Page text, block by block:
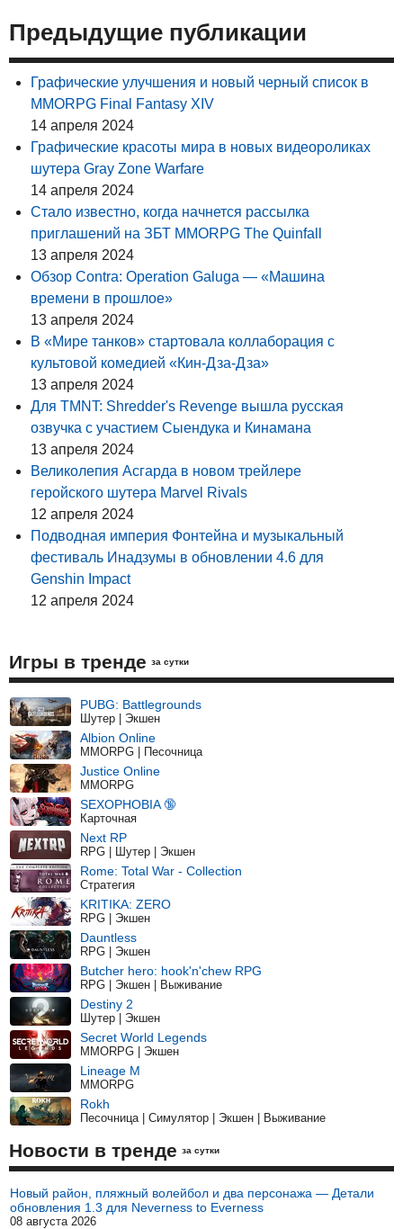
Предыдущие публикации
Графические улучшения и новый черный список в
MMORPG Final Fantasy XIV
14 апреля 2024
Графические красоты мира в новых видеороликах
шутера Gray Zone Warfare
14 апреля 2024
Стало известно, когда начнется рассылка
приглашений на ЗБТ MMORPG The Quinfall
13 апреля 2024
Обзор Contra: Operation Galuga — «Машина
времени в прошлое»
13 апреля 2024
В «Мире танков» стартовала коллаборация с
культовой комедией «Кин-Дза-Дза»
13 апреля 2024
Для TMNT: Shredder's Revenge вышла русская
озвучка с участием Сыендука и Кинамана
13 апреля 2024
Великолепия Асгарда в новом трейлере
геройского шутера Marvel Rivals
12 апреля 2024
Подводная империя Фонтейна и музыкальный
фестиваль Инадзумы в обновлении 4.6 для
Genshin Impact
12 апреля 2024
Игры в тренде за сутки
PUBG: Battlegrounds
Шутер | Экшен
Albion Online
MMORPG | Песочница
Justice Online
MMORPG
SEXOPHOBIA 🔞
Карточная
Next RP
RPG | Шутер | Экшен
Rome: Total War - Collection
Стратегия
KRITIKA: ZERO
RPG | Экшен
Dauntless
RPG | Экшен
Butcher hero: hook'n'chew RPG
RPG | Экшен | Выживание
Destiny 2
Шутер | Экшен
Secret World Legends
MMORPG | Экшен
Lineage M
MMORPG
Rokh
Песочница | Симулятор | Экшен | Выживание
Новости в тренде за сутки
Новый район, пляжный волейбол и два персонажа — Детали
обновления 1.3 для Neverness to Everness
08 августа 2026